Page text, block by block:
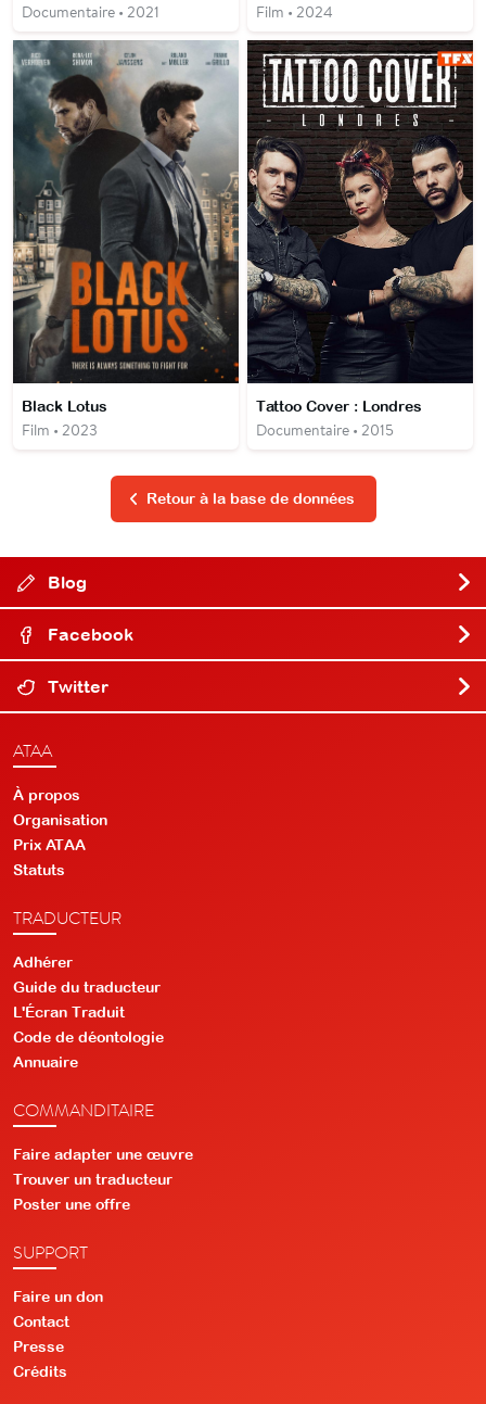
Documentaire • 2021 Film • 2024
Black Lotus
Film • 2023
Tattoo Cover : Londres
Documentaire • 2015
Retour à la base de données
Blog
Facebook
Twitter
ATAA
À propos
Organisation
Prix ATAA
Statuts
TRADUCTEUR
Adhérer
Guide du traducteur
L'Écran Traduit
Code de déontologie
Annuaire
COMMANDITAIRE
Faire adapter une œuvre
Trouver un traducteur
Poster une offre
SUPPORT
Faire un don
Contact
Presse
Crédits